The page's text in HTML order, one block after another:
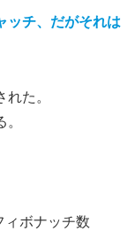
ッチ、だがそれは
れた。
ィボナッチ数